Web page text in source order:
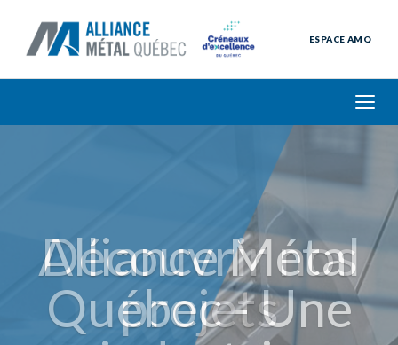
ESPACE AMQ
Découvrir nos
projets